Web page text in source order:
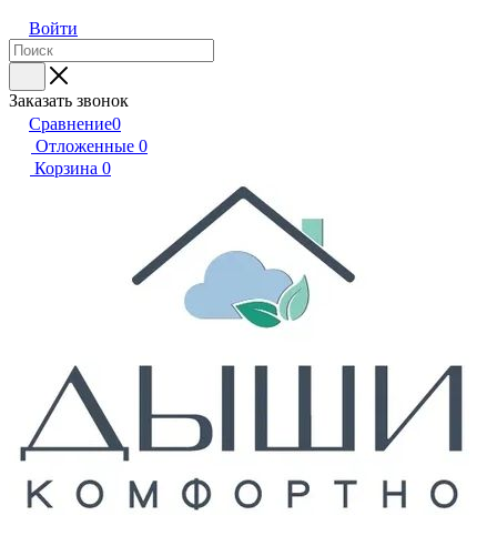
Войти
Заказать звонок
Сравнение0
Отложенные 0
Корзина 0